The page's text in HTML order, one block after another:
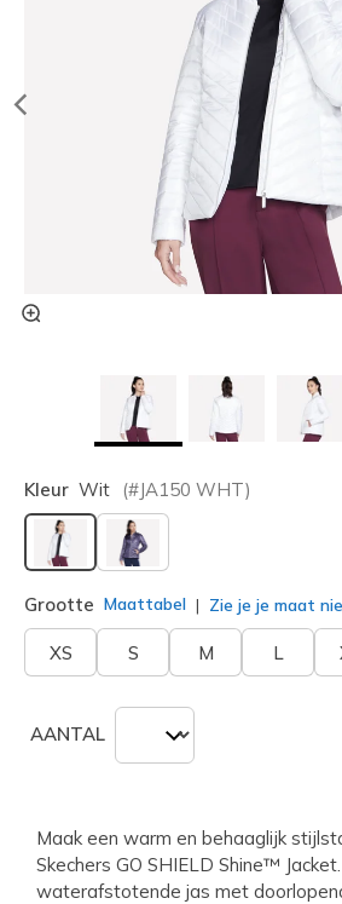
Kleur Wit (#JA150 WHT)
geselecteerd
Grootte Maattabel Zie je je maat
XS S M L
AANTAL
Maak een warm en behaaglijk
Skechers GO SHIELD Shine™
waterafstotende jas met